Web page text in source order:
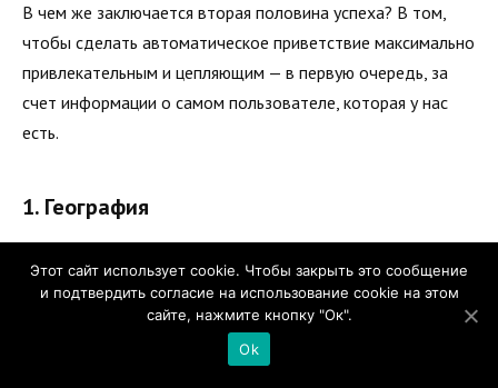
В чем же заключается вторая половина успеха? В том,
чтобы сделать автоматическое приветствие максимально
привлекательным и цепляющим — в первую очередь, за
счет информации о самом пользователе, которая у нас
есть.
1. География
возможность точно и с небольшой погрешностью ( менее
5%) определять город, в котором находится
Sypex Geoсодержит около 83000
Этот сайт использует cookie. Чтобы закрыть это сообщение
и подтвердить согласие на использование cookie на этом
сайте, нажмите кнопку "Ок".
Ok